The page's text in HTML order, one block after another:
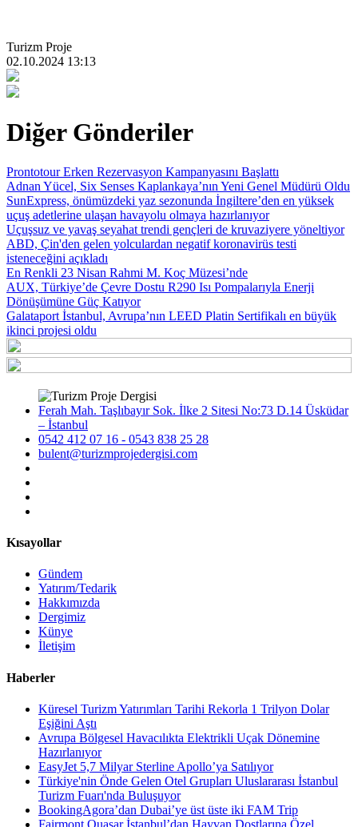
Turizm Proje
02.10.2024 13:13
Diğer Gönderiler
Prontotour Erken Rezervasyon Kampanyasını Başlattı
Adnan Yücel, Six Senses Kaplankaya’nın Yeni Genel Müdürü Oldu
SunExpress, önümüzdeki yaz sezonunda İngiltere’den en yüksek
uçuş adetlerine ulaşan havayolu olmaya hazırlanıyor
Uçuşsuz ve yavaş seyahat trendi gençleri de kruvaziyere yöneltiyor
ABD, Çin'den gelen yolculardan negatif koronavirüs testi
isteneceğini açıkladı
En Renkli 23 Nisan Rahmi M. Koç Müzesi’nde
AUX, Türkiye’de Çevre Dostu R290 Isı Pompalarıyla Enerji
Dönüşümüne Güç Katıyor
Galataport İstanbul, Avrupa’nın LEED Platin Sertifikalı en büyük
ikinci projesi oldu
Ferah Mah. Taşlıbayır Sok. İlke 2 Sitesi No:73 D.14 Üsküdar
– İstanbul
0542 412 07 16 - 0543 838 25 28
bulent@turizmprojedergisi.com
Kısayollar
Gündem
Yatırım/Tedarik
Hakkımızda
Dergimiz
Künye
İletişim
Haberler
Küresel Turizm Yatırımları Tarihi Rekorla 1 Trilyon Dolar
Eşiğini Aştı
Avrupa Bölgesel Havacılıkta Elektrikli Uçak Dönemine
Hazırlanıyor
EasyJet 5,7 Milyar Sterline Apollo’ya Satılıyor
Türkiye'nin Önde Gelen Otel Grupları Uluslararası İstanbul
Turizm Fuarı'nda Buluşuyor
BookingAgora’dan Dubai’ye üst üste iki FAM Trip
Fairmont Quasar İstanbul’dan Hayvan Dostlarına Özel